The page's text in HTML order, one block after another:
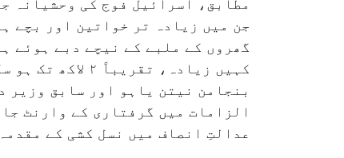
گھروں کے ملبے کے نیچے دبے ہوئے
بنجامن نیتن یاہو اور سابق وزیر
الزامات میں گرفتاری کے وارنٹ
عدالتِ انصاف میں نسل کشی کے